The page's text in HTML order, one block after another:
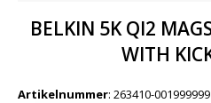
BELKIN 5K QI2
WITH
Artikelnummer: 263410-001999999